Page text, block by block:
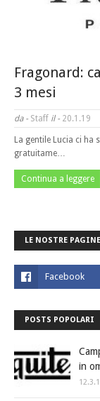
Fragonard:
3 mesi
da - Staff il - 20.1.19
La gentile Lucia ci ha
gratuitame…
Continua a leggere
LE NOSTRE
POSTS POPOLARI
in